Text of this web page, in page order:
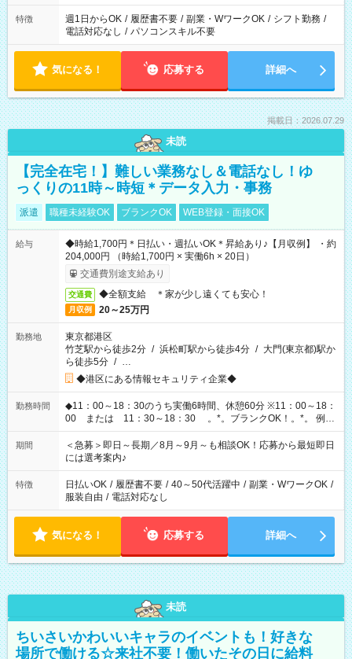
特徴 週1日からOK / 履歴書不要 / 副業・WワークOK / シフト勤務 /
電話対応なし / パソコンスキル不要
気になる！ 応募する 詳細へ
掲載日：2026.07.29
未読
【完全在宅！】難しい業務なし＆電話なし！ゆ
っくりの11時～時短＊データ入力・事務
派遣 職種未経験OK ブランクOK WEB登録・面接OK
給与
◆時給1,700円＊日払い・週払いOK＊昇給あり♪【月収例】 ・約
204,000円 （時給1,700円 × 実働6h × 20日）
交通費別途支給あり
交通費 ◆全額支給 ＊家が少し遠くても安心！
月収例 20～25万円
勤務地
東京都港区
竹芝駅から徒歩2分 / 浜松町駅から徒歩4分 / 大門(東京都)駅か
ら徒歩5分 / …
◆港区にある情報セキュリティ企業◆
勤務時間
◆11：00～18：30のうち実働6時間、休憩60分 ※11：00～18：
00 または 11：30～18：30 。*。ブランクOK！。*。 例え
ば前職が、 在宅/財団法人/事務/コールセンター/受付/販売/カフェ
スタッフ スイーツ販売/ホテルフロント/化粧品販売/など 様々な
業界から入社して活躍されています♪
期間
＜急募＞即日～長期／8月～9月～も相談OK！応募から最短即日
には選考案内♪
特徴 日払いOK / 履歴書不要 / 40～50代活躍中 / 副業・WワークOK /
服装自由 / 電話対応なし
気になる！ 応募する 詳細へ
未読
ちいさいかわいいキャラのイベントも！好きな
場所で働ける☆来社不要！働いたその日に給料